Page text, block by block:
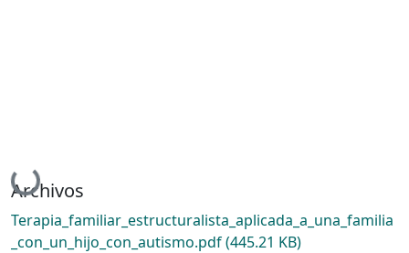
Cargando...
Archivos
Terapia_familiar_estructuralista_aplicada_a_una_familia
_con_un_hijo_con_autismo.pdf(445.21 KB)